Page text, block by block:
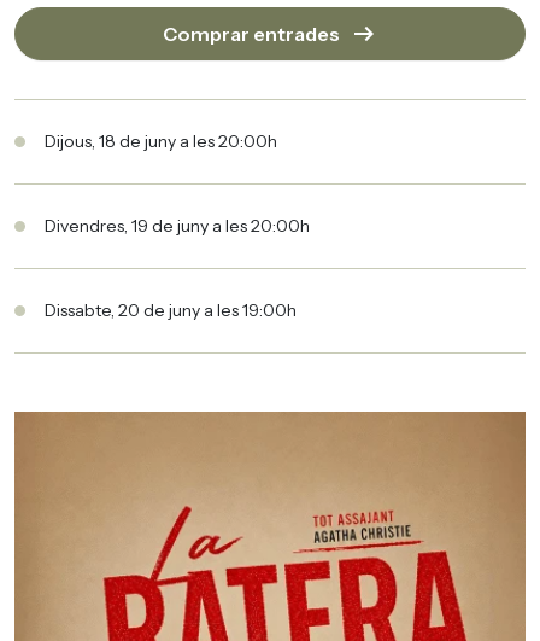
Comprar entrades arrow_right_alt
Dijous, 18 de juny a les 20:00h
Divendres, 19 de juny a les 20:00h
Dissabte, 20 de juny a les 19:00h